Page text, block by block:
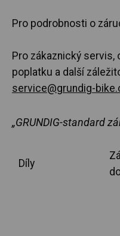
Pro podrobnosti o
Pro zákaznický servis,
poplatku a další
service@grundig-
„GRUNDIG-standard
Díly